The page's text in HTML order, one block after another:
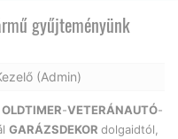
gyűjteményünk
(Admin)
OLDTIMER-VETERÁNAUTÓ-
GARÁZSDEKOR dolgaidtól,